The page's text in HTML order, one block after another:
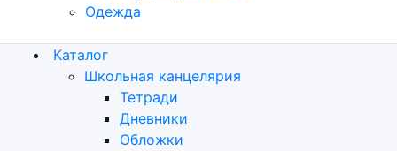
Одежда
Каталог
Школьная канцелярия
Тетради
Дневники
Обложки